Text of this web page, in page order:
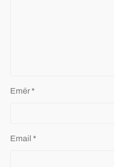
Emër *
Email *